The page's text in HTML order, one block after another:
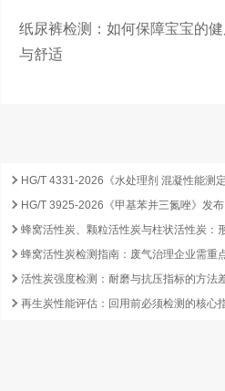
纸尿裤检测：如何保障宝宝的
与舒适
再生炭性能评估：回用前必须检测的核心